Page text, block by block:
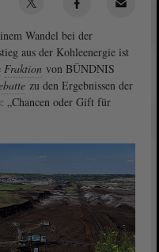
Wandel bei der
aus der Kohleenergie ist
Fraktion von BÜNDNIS
zu den Ergebnissen der
„Chancen oder Gift für